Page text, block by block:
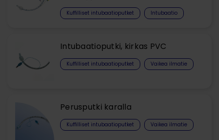
Kuffilliset intubaatioputket Intubaatio
Intubaatioputki, kirkas PVC
Kuffilliset intubaatioputket Vaikea ilmatie
Perusputki karalla
Kuffilliset intubaatioputket Vaikea ilmatie